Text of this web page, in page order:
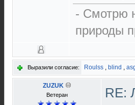
- Смотрю
природы
Выразили согласие: Roulss , blind ,
ZUZUK
Ветеран
RE: